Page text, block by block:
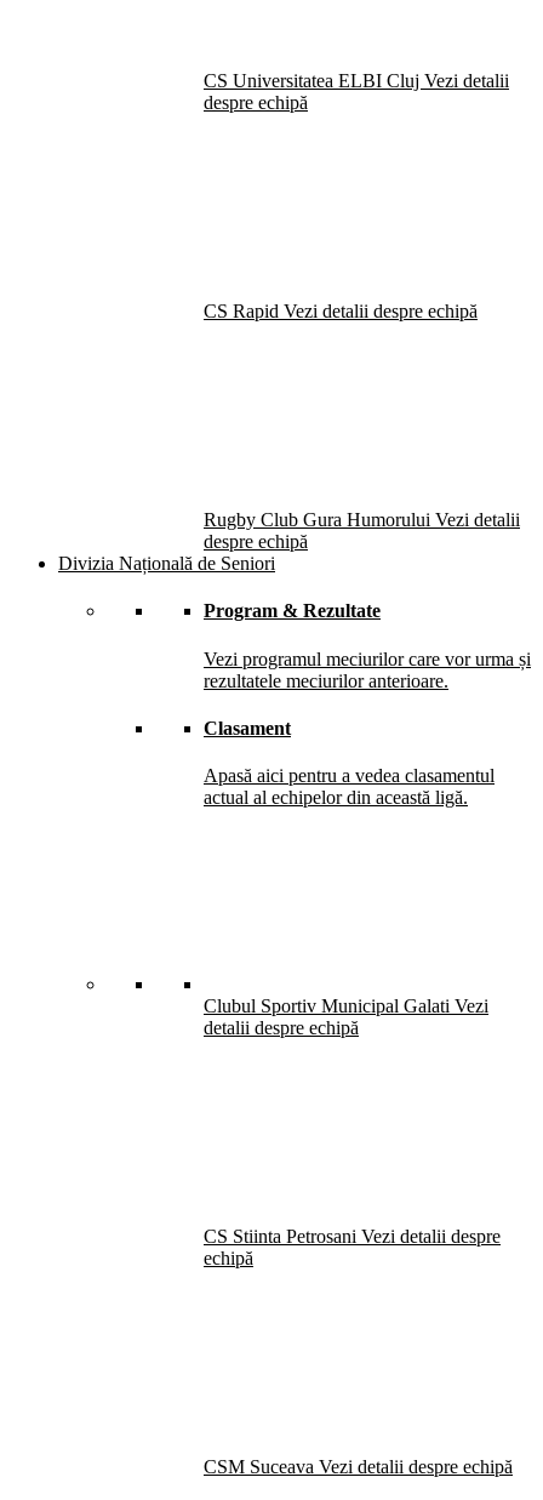
CS Universitatea ELBI Cluj Vezi detalii
despre echipă
CS Rapid Vezi detalii despre echipă
Rugby Club Gura Humorului Vezi detalii
despre echipă
Divizia Națională de Seniori
Program & Rezultate
Vezi programul meciurilor care vor urma și
rezultatele meciurilor anterioare.
Clasament
Apasă aici pentru a vedea clasamentul
actual al echipelor din această ligă.
Clubul Sportiv Municipal Galati Vezi
detalii despre echipă
CS Stiinta Petrosani Vezi detalii despre
echipă
CSM Suceava Vezi detalii despre echipă